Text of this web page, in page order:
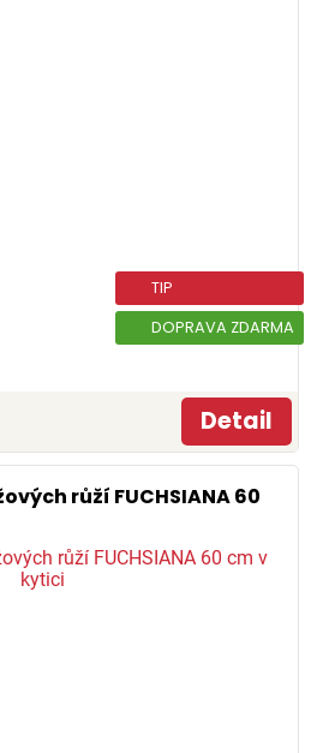
TIP
DOPRAVA ZDARMA
Detail
růží FUCHSIANA 60